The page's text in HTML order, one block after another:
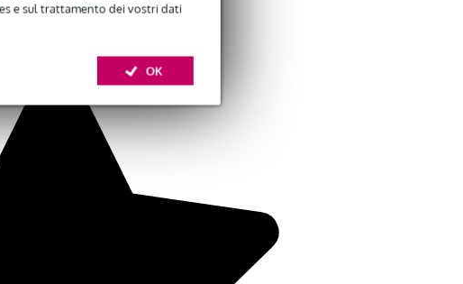
e sul trattamento dei vostri dati
OK